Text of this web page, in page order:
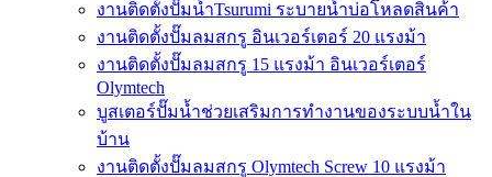
งานติดตั้งปั๊มน้ำTsurumi ระบายน้ำบ่อโหลดสินค้า
งานติดตั้งปั๊มลมสกรู อินเวอร์เตอร์ 20 แรงม้า
งานติดตั้งปั๊มลมสกรู 15 แรงม้า อินเวอร์เตอร์
Olymtech
บูสเตอร์ปั๊มน้ำช่วยเสริมการทำงานของระบบน้ำใน
บ้าน
งานติดตั้งปั๊มลมสกรู Olymtech Screw 10 แรงม้า